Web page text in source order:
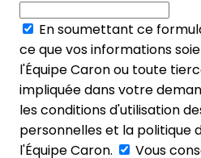
En soumettant ce
ce que vos informations
l'Équipe Caron ou toute
impliquée dans votre
les conditions d'utilisation
personnelles et la politique
l'Équipe Caron.
Vous